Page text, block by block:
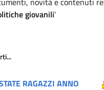
giovanili'
RAGAZZI ANNO